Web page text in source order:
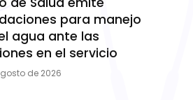
para manejo
agua ante las
en el servicio
de 2026